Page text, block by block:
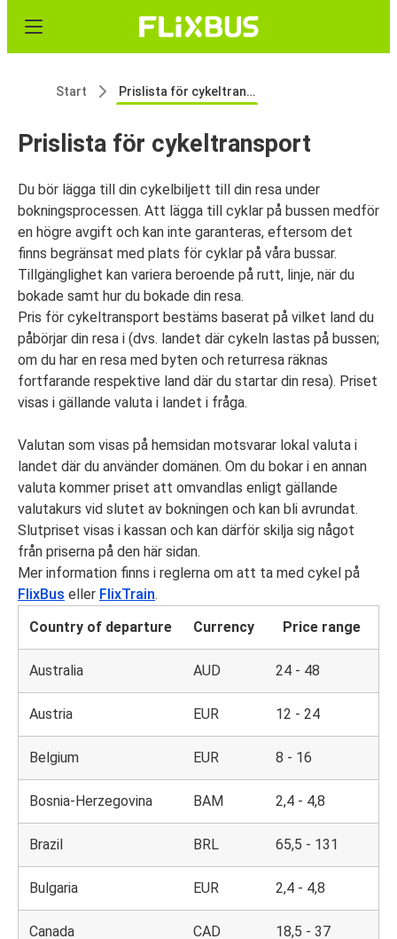
Start Prislista för cykeltransport
Prislista för cykeltransport
Du bör lägga till din cykelbiljett till din resa under
bokningsprocessen. Att lägga till cyklar på bussen medför
en högre avgift och kan inte garanteras, eftersom det
finns begränsat med plats för cyklar på våra bussar.
Tillgänglighet kan variera beroende på rutt, linje, när du
bokade samt hur du bokade din resa.
Pris för cykeltransport bestäms baserat på vilket land du
påbörjar din resa i (dvs. landet där cykeln lastas på bussen;
om du har en resa med byten och returresa räknas
fortfarande respektive land där du startar din resa). Priset
visas i gällande valuta i landet i fråga.
Valutan som visas på hemsidan motsvarar lokal valuta i
landet där du använder domänen. Om du bokar i en annan
valuta kommer priset att omvandlas enligt gällande
valutakurs vid slutet av bokningen och kan bli avrundat.
Slutpriset visas i kassan och kan därför skilja sig något
från priserna på den här sidan.
Mer information finns i reglerna om att ta med cykel på
FlixBus eller FlixTrain.
Country of departure
Currency Price range
Australia AUD 24 - 48
Austria EUR 12 - 24
Belgium EUR 8 - 16
Bosnia-Herzegovina BAM 2,4 - 4,8
Brazil BRL 65,5 - 131
Bulgaria EUR 2,4 - 4,8
Canada CAD 18,5 - 37